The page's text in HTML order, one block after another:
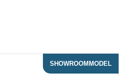
ACTIE
SHOWROOMMODEL